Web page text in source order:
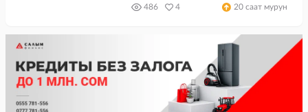
486
4 20 саат мурун